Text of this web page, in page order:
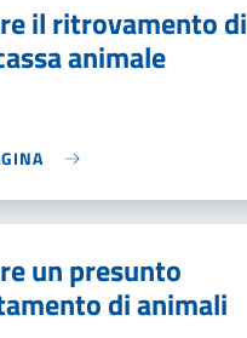
il ritrovamento di
animale
un presunto
di animali